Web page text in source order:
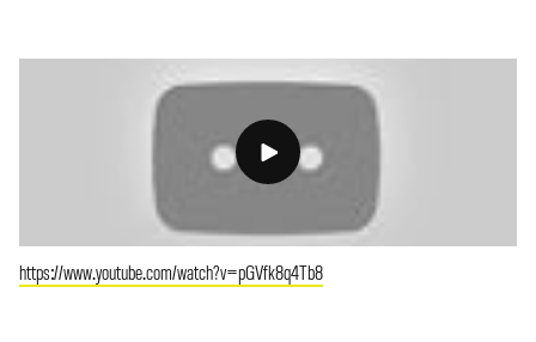
https://www.youtube.com/watch?v=pGVfk8q4Tb8